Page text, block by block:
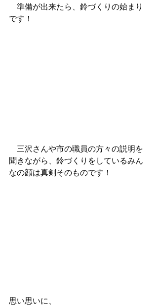
準備が出来たら、鈴づくりの始まり
です！
三沢さんや市の職員の方々の説明を
聞きながら、鈴づくりをしているみん
なの顔は真剣そのものです！
思い思いに、